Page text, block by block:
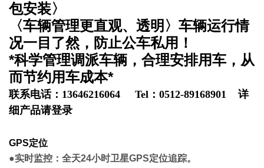
包安装〉
〈车辆管理更直观、透明〉车辆运行情
况一目了然，防止公车私用！
*科学管理调派车辆，合理安排用车，从
而节约用车成本*
联系电话： 13646216064 Tel ： 0512-89168901
详
细产品请登录
GPS定位
●实时监控：全天24小时卫星GPS定位追踪。